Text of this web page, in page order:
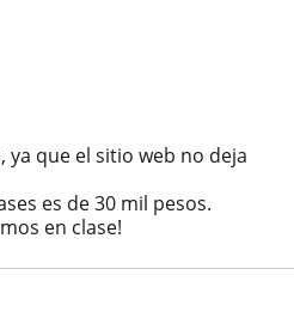
ya que el sitio web no deja
es de 30 mil pesos.
en clase!